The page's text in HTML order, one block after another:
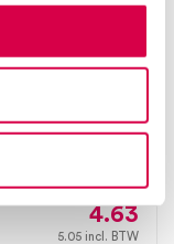
4.63
5.05 incl. BTW